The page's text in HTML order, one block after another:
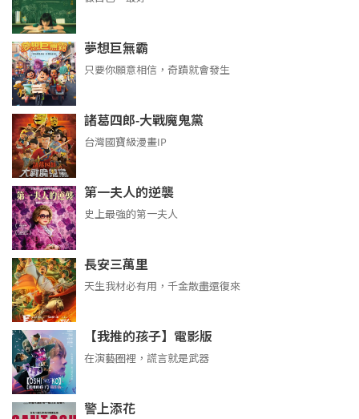
夢想巨無霸
只要你願意相信，奇蹟就會發生
諸葛四郎-大戰魔鬼黨
台灣國寶級漫畫IP
第一夫人的逆襲
史上最強的第一夫人
長安三萬里
天生我材必有用，千金散盡還復來
【我推的孩子】電影版
在演藝圈裡，謊言就是武器
警上添花